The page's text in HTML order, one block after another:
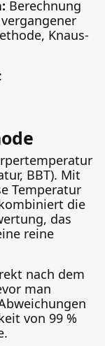
Berechnung
Knaus-
BBT). Mit
Temperatur
die
das
reine
nach dem
man
von 99 %